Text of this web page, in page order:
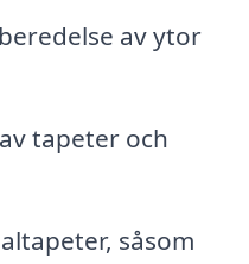
av ytor
tapeter och
såsom